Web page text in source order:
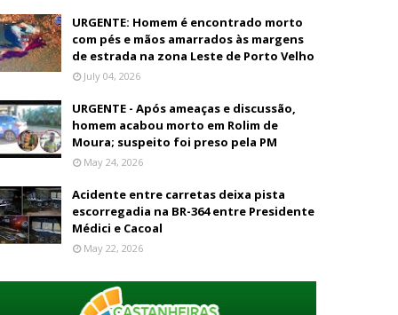
URGENTE: Homem é encontrado morto
com pés e mãos amarrados às margens
de estrada na zona Leste de Porto Velho
July 04, 2026
URGENTE - Após ameaças e discussão,
homem acabou morto em Rolim de
Moura; suspeito foi preso pela PM
May 24, 2026
Acidente entre carretas deixa pista
escorregadia na BR-364 entre Presidente
Médici e Cacoal
May 22, 2026